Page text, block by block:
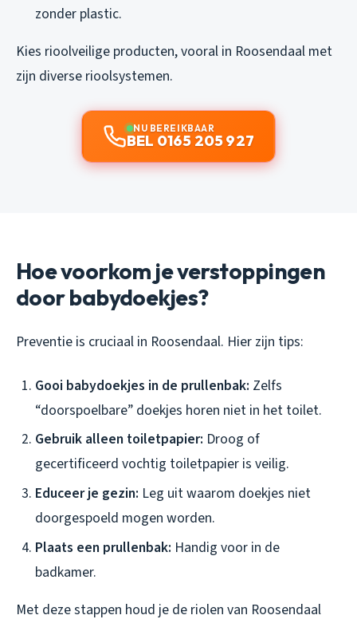
zonder plastic.
Kies rioolveilige producten, vooral in Roosendaal met
zijn diverse rioolsystemen.
NU BEREIKBAAR
BEL 0165 205 927
Hoe voorkom je verstoppingen
door babydoekjes?
Preventie is cruciaal in Roosendaal. Hier zijn tips:
Gooi babydoekjes in de prullenbak: Zelfs
“doorspoelbare” doekjes horen niet in het toilet.
Gebruik alleen toiletpapier: Droog of
gecertificeerd vochtig toiletpapier is veilig.
Educeer je gezin: Leg uit waarom doekjes niet
doorgespoeld mogen worden.
Plaats een prullenbak: Handig voor in de
badkamer.
Met deze stappen houd je de riolen van Roosendaal